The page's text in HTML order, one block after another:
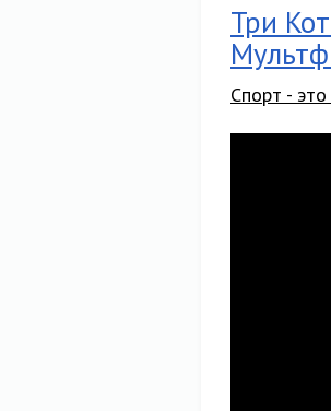
Три
Спорт -